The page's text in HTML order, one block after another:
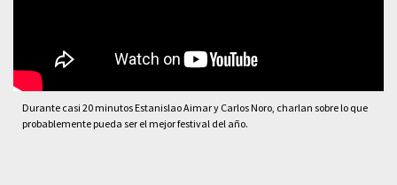
Durante casi 20 minutos Estanislao Aimar y Carlos Noro, charlan sobre lo que
probablemente pueda ser el mejor festival del año.